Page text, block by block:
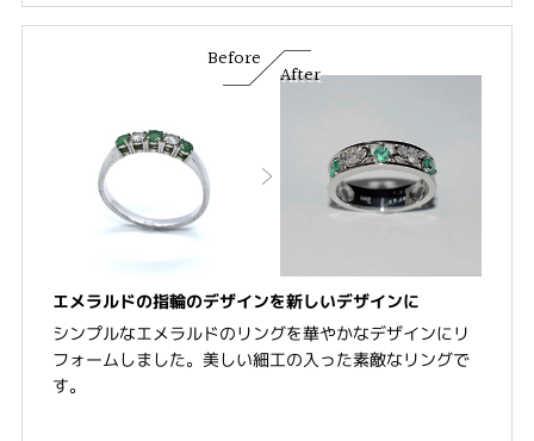
Before
After
エメラルドの指輪のデザインを新しいデザインに
シンプルなエメラルドのリングを華やかなデザインにリ
フォームしました。美しい細工の入った素敵なリングで
す。